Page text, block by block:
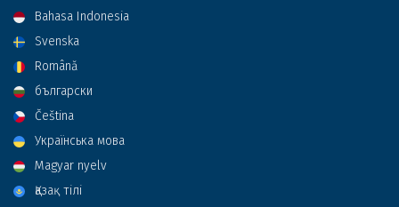
Bahasa Indonesia
Svenska
Română
български
Čeština
Українська мова
Magyar nyelv
Қазақ тілі